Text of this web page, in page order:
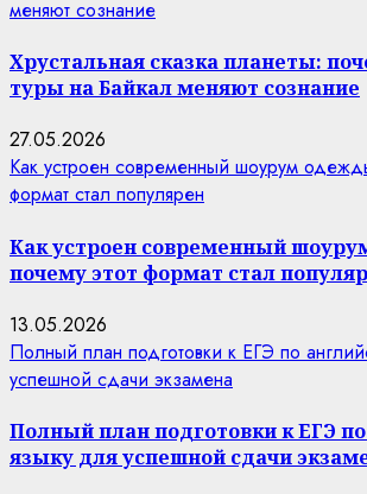
меняют сознание
Хрустальная сказка планеты:
туры на Байкал меняют сознание
27.05.2026
Как устроен современный шоурум
формат стал популярен
Как устроен современный
почему этот формат стал
13.05.2026
Полный план подготовки к ЕГЭ по
успешной сдачи экзамена
Полный план подготовки к ЕГЭ
языку для успешной сдачи